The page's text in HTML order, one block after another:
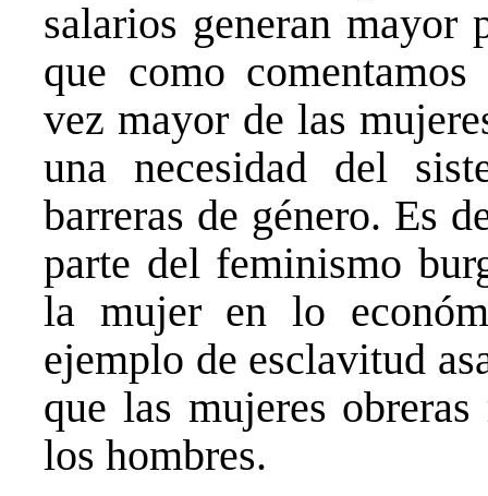
salarios generan mayor
que como
vez mayor de las
una necesidad del
barreras de género. Es
parte del feminismo
la mujer en lo
ejemplo de esclavitud
que las mujeres
los hombres.